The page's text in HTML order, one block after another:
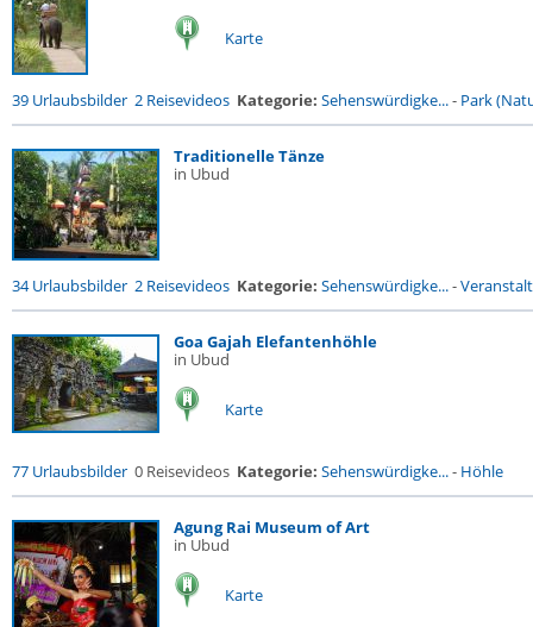
Karte
39 Urlaubsbilder 2 Reisevideos Kategorie: Sehenswürdigke...- Park
Traditionelle Tänze
in Ubud
34 Urlaubsbilder 2 Reisevideos Kategorie: Sehenswürdigke...-
Goa Gajah Elefantenhöhle
in Ubud
Karte
77 Urlaubsbilder 0 Reisevideos Kategorie: Sehenswürdigke...- Höhle
Agung Rai Museum of Art
in Ubud
Karte